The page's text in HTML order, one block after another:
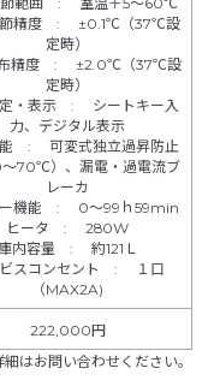
精度 :
±0.1℃（37℃設
定時）
布精度:
±2.0℃（37℃設
定時）
定・表示:
シートキー入
力、デジタル表示
能:
可変式独立過昇防止
70℃）、漏電・過電流ブ
レーカ
ー機能:
0～99ｈ59min
ヒータ:
280W
庫内容量 :
約121Ｌ
スコンセント:
１口
（MAX2A)
222,000円
はお問い合わせください。